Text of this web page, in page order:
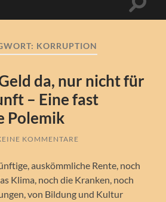
KORRUPTION
da, nur nicht für
– Eine fast
Polemik
KOMMENTARE
auskömmliche Rente, noch
Klima, noch die Kranken, noch
von Bildung und Kultur